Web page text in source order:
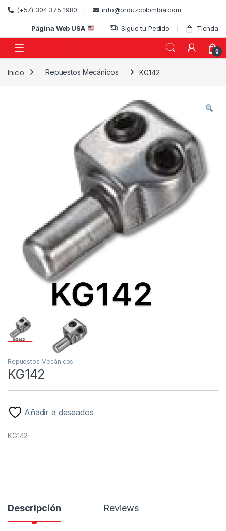
Skip to navigation
Skip to content
(+57) 304 375 1980 info@orduzcolombia.com
Página Web USA Sigue tu Pedido Tienda
0
Inicio Repuestos Mecánicos KG142
Repuestos Mecánicos
KG142
Añadir a deseados
KG142
Descripción Reviews